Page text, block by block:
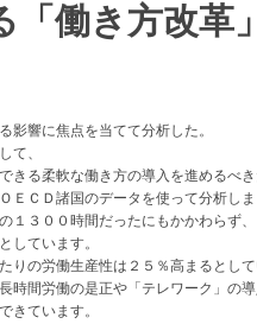
「働き方改革
影響に焦点を当てて分析した。
て、
る柔軟な働き方の導入を進めるべき
ＣＤ諸国のデータを使って分析しま
１３００時間だったにもかかわらず、
しています。
の労働生産性は２５％高まるとして
間労働の是正や「テレワーク」の
きています。